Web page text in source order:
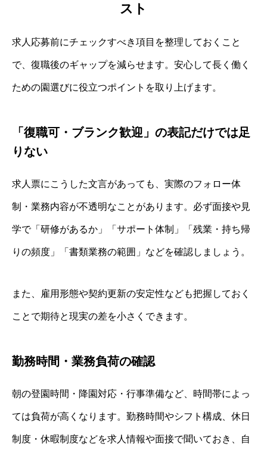
スト
求人応募前にチェックすべき項目を整理しておくこと
で、復職後のギャップを減らせます。安心して長く働く
ための園選びに役立つポイントを取り上げます。
「復職可・ブランク歓迎」の表記だけでは足
りない
求人票にこうした文言があっても、実際のフォロー体
制・業務内容が不透明なことがあります。必ず面接や見
学で「研修があるか」「サポート体制」「残業・持ち帰
りの頻度」「書類業務の範囲」などを確認しましょう。
また、雇用形態や契約更新の安定性なども把握しておく
ことで期待と現実の差を小さくできます。
勤務時間・業務負荷の確認
朝の登園時間・降園対応・行事準備など、時間帯によっ
ては負荷が高くなります。勤務時間やシフト構成、休日
制度・休暇制度などを求人情報や面接で聞いておき、自